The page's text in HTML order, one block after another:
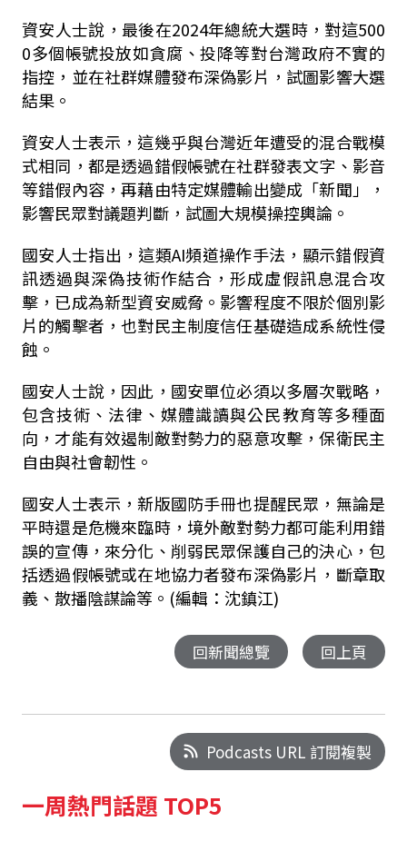
資安人士說，最後在2024年總統大選時，對這500
0多個帳號投放如貪腐、投降等對台灣政府不實的
指控，並在社群媒體發布深偽影片，試圖影響大選
結果。
資安人士表示，這幾乎與台灣近年遭受的混合戰模
式相同，都是透過錯假帳號在社群發表文字、影音
等錯假內容，再藉由特定媒體輸出變成「新聞」，
影響民眾對議題判斷，試圖大規模操控輿論。
國安人士指出，這類AI頻道操作手法，顯示錯假資
訊透過與深偽技術作結合，形成虛假訊息混合攻
擊，已成為新型資安威脅。影響程度不限於個別影
片的觸擊者，也對民主制度信任基礎造成系統性侵
蝕。
國安人士說，因此，國安單位必須以多層次戰略，
包含技術、法律、媒體識讀與公民教育等多種面
向，才能有效遏制敵對勢力的惡意攻擊，保衛民主
自由與社會韌性。
國安人士表示，新版國防手冊也提醒民眾，無論是
平時還是危機來臨時，境外敵對勢力都可能利用錯
誤的宣傳，來分化、削弱民眾保護自己的決心，包
括透過假帳號或在地協力者發布深偽影片，斷章取
義、散播陰謀論等。(編輯：沈鎮江)
回新聞總覽 回上頁
Podcasts URL 訂閱複製
一周熱門話題 TOP5